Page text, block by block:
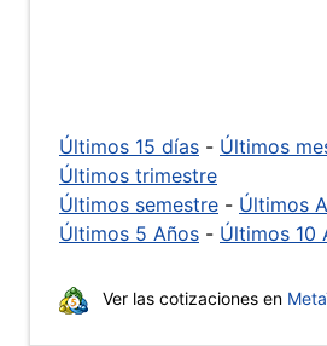
Últimos 15 días - Últimos
Últimos trimestre
Últimos semestre - Últimos
Últimos 5 Años - Últimos 10
Ver las cotizaciones en